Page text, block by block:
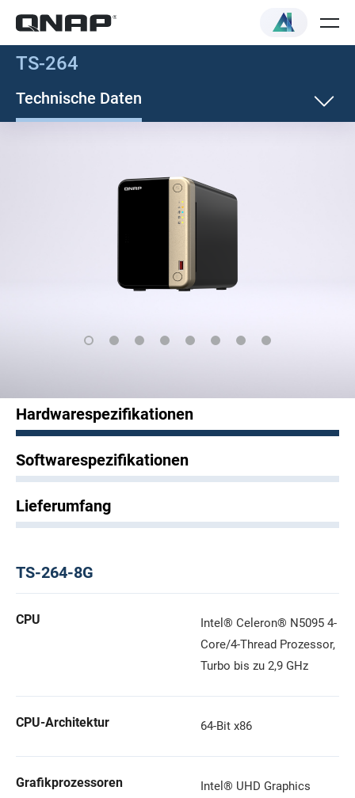
TS-264
Technische Daten
Hardwarespezifikationen
Softwarespezifikationen
Lieferumfang
TS-264-8G
CPU
Intel® Celeron® N5095 4-
Core/4-Thread Prozessor,
Turbo bis zu 2,9 GHz
CPU-Architektur 64-Bit x86
Grafikprozessoren Intel® UHD Graphics